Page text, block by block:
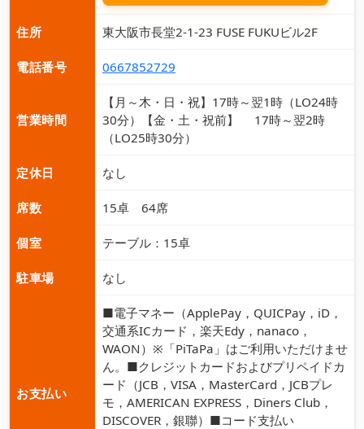
住所 東大阪市長堂2-1-23 FUSE FUKUビル2F
電話番号 0667852729
営業時間
【月～木・日・祝】17時～翌1時（LO24時
30分）【金・土・祝前】 17時～翌2時
（LO25時30分）
定休日 なし
席数 15卓 64席
個室 テーブル：15卓
駐車場 なし
お支払い
■電子マネー（ApplePay，QUICPay，iD，
交通系ICカード，楽天Edy，nanaco，
WAON）※「PiTaPa」はご利用いただけませ
ん。■クレジットカードおよびプリペイドカ
ード（JCB，VISA，MasterCard，JCBプレ
モ，AMERICAN EXPRESS，Diners Club，
DISCOVER，銀聯）■コード支払い